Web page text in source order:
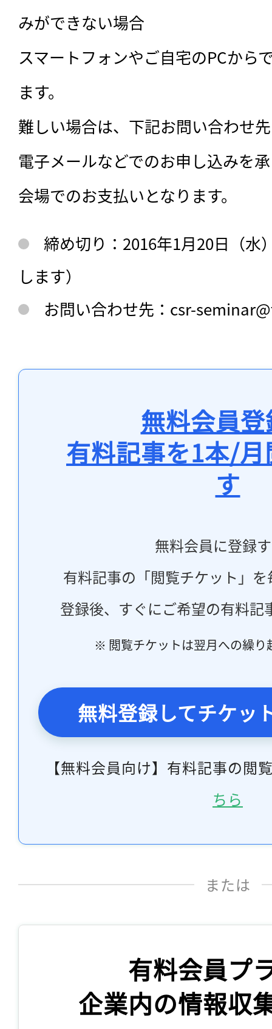
みができない場合
スマートフォンやご自宅のPCから
ます。
難しい場合は、下記お問い合わせ
電子メールなどでのお申し込みを
会場でのお支払いとなります。
締め切り：2016年1月20日（水
します）
お問い合わせ先：csr-
無料会員
有料記事を1本/
す
無料会員に登録
有料記事の「閲覧チケット」
登録後、すぐにご希望の有料記
※ 閲覧チケットは翌月への繰り
無料登録してチケッ
【無料会員向け】有料記事の閲
ちら
または
有料会員プ
企業内の情報収